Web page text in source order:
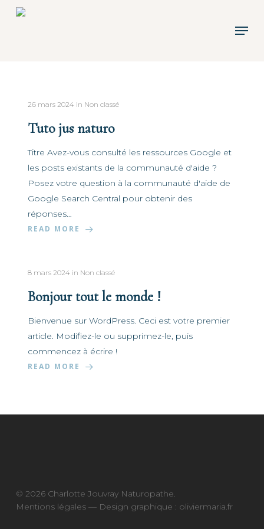
Skip
26 mars 2024in Non classé
Tuto jus naturo
Titre Avez-vous consulté les ressources Google et
les posts existants de la communauté d'aide ?
Posez votre question à la communauté d'aide de
Google Search Central pour obtenir des
réponses…
READ MORE
8 mars 2024in Non classé
Bonjour tout le monde !
Bienvenue sur WordPress. Ceci est votre premier
article. Modifiez-le ou supprimez-le, puis
commencez à écrire !
READ MORE
© 2026 Charlotte Jouvray Naturopathe.
Mentions légales— Design graphique : oliviermaria.fr